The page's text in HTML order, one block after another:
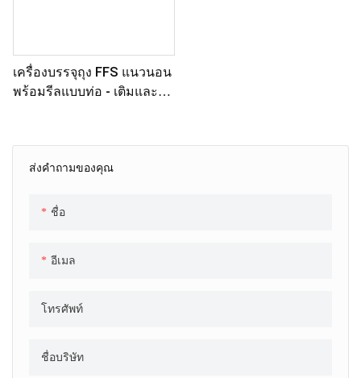
ส่งคำถามของคุณ
ชื่อ
อีเมล
โทรศัพท์
ชื่อบริษัท
เครื่องบรรจุถุง FFS แนวนอน
พร้อมรีลแบบท่อ - เติมและซีล